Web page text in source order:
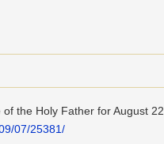
the Holy Father for August 22
07/25381/